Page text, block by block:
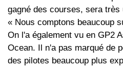
gagné des courses, sera très
« Nous comptons beaucoup
On l'a également vu en GP2
Ocean. Il n'a pas marqué de
des pilotes beaucoup plus